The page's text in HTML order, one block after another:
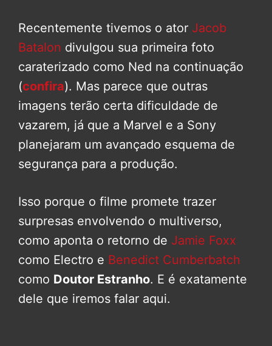
Recentemente tivemos o ator Jacob
Batalon divulgou sua primeira foto
caraterizado como Ned na continuação
(confira). Mas parece que outras
imagens terão certa dificuldade de
vazarem, já que a Marvel e a Sony
planejaram um avançado esquema de
segurança para a produção.
Isso porque o filme promete trazer
surpresas envolvendo o multiverso,
como aponta o retorno de Jamie Foxx
como Electro e Benedict Cumberbatch
como Doutor Estranho. E é exatamente
dele que iremos falar aqui.